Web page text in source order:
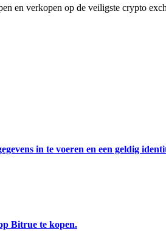
en verkopen op de veiligste crypto
in te voeren en een geldig
Bitrue te kopen.